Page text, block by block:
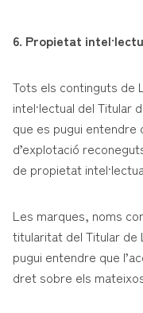
6. Propietat
Tots els continguts de
intel·lectual del Titular
que es pugui entendre
d’explotació
de propietat
Les marques, noms
titularitat del Titular de
pugui entendre que
dret sobre els